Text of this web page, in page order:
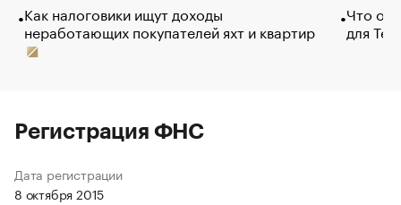
Как налоговики ищут доходы
неработающих покупателей яхт и квартир
Что
для
Регистрация ФНС
Дата регистрации
8 октября 2015